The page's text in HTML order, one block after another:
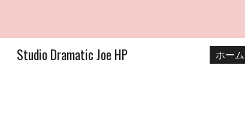
Studio Dramatic Joe HP ホーム